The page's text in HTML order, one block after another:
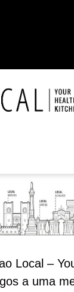
AGORA
Local –
a uma